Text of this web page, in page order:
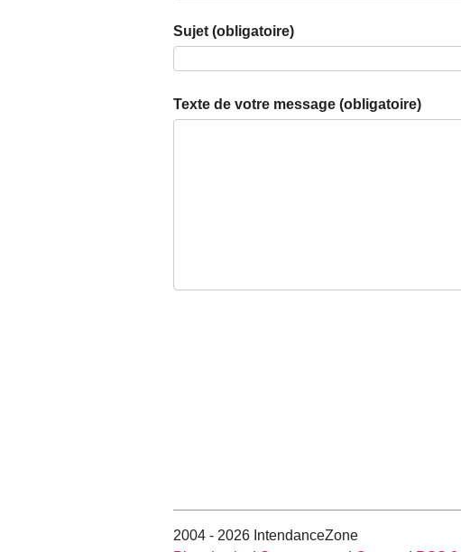
Sujet (obligatoire)
Texte de votre message (obligatoire)
2004 - 2026 IntendanceZone